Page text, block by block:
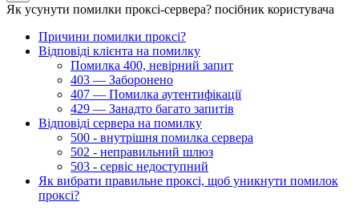
Як усунути помилки проксі-сервера? посібник користувача
Причини помилки проксі?
Відповіді клієнта на помилку
Помилка 400, невірний запит
403 — Заборонено
407 — Помилка аутентифікації
429 — Занадто багато запитів
Відповіді сервера на помилку
500 - внутрішня помилка сервера
502 - неправильний шлюз
503 - сервіс недоступний
Як вибрати правильне проксі, щоб уникнути помилок
проксі?